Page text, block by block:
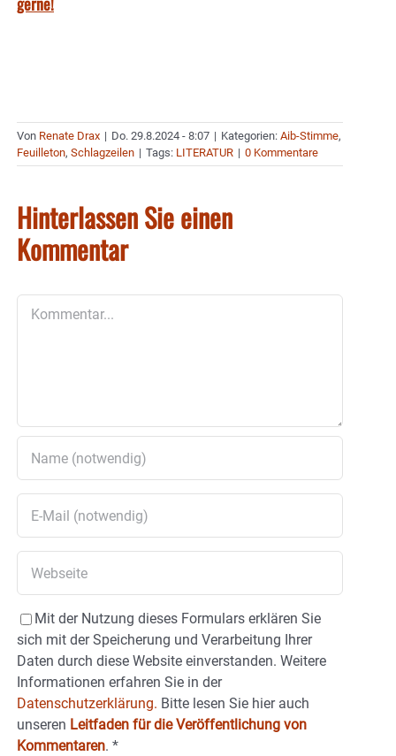
Von Renate Drax | Do. 29.8.2024 - 8:07 | Kategorien: Aib-Stimme,
Feuilleton, Schlagzeilen | Tags: LITERATUR | 0 Kommentare
Hinterlassen Sie einen
Kommentar
Mit der Nutzung dieses Formulars erklären Sie
sich mit der Speicherung und Verarbeitung Ihrer
Daten durch diese Website einverstanden. Weitere
Informationen erfahren Sie in der
Datenschutzerklärung. Bitte lesen Sie hier auch
unseren Leitfaden für die Veröffentlichung von
Kommentaren. *